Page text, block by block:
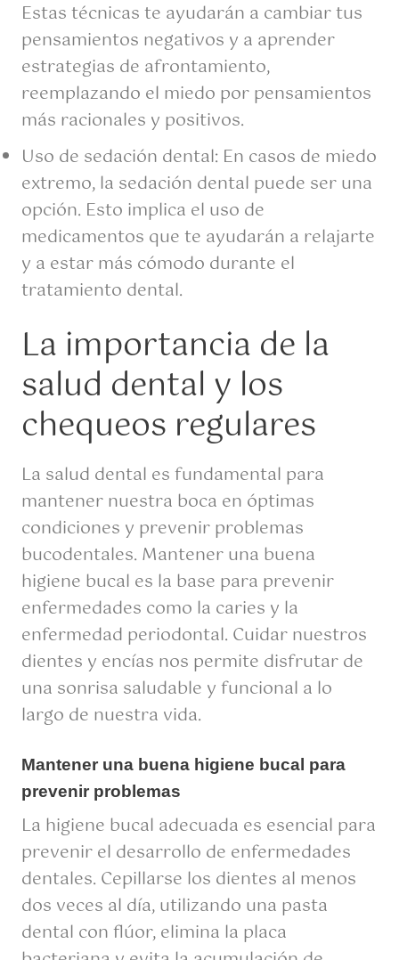
Estas técnicas te ayudarán a cambiar tus
pensamientos negativos y a aprender
estrategias de afrontamiento,
reemplazando el miedo por pensamientos
más racionales y positivos.
Uso de sedación dental: En casos de miedo
extremo, la sedación dental puede ser una
opción. Esto implica el uso de
medicamentos que te ayudarán a relajarte
y a estar más cómodo durante el
tratamiento dental.
La importancia de la
salud dental y los
chequeos regulares
La salud dental es fundamental para
mantener nuestra boca en óptimas
condiciones y prevenir problemas
bucodentales. Mantener una buena
higiene bucal es la base para prevenir
enfermedades como la caries y la
enfermedad periodontal. Cuidar nuestros
dientes y encías nos permite disfrutar de
una sonrisa saludable y funcional a lo
largo de nuestra vida.
Mantener una buena higiene bucal para
prevenir problemas
La higiene bucal adecuada es esencial para
prevenir el desarrollo de enfermedades
dentales. Cepillarse los dientes al menos
dos veces al día, utilizando una pasta
dental con flúor, elimina la placa